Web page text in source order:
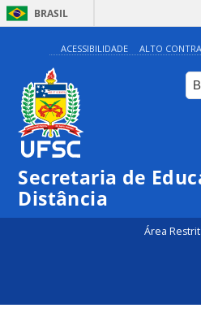
BRASIL
ACESSIBILIDADE ALTO
Secretaria de
Distância
Área